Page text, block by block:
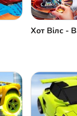
Хот Вілс -